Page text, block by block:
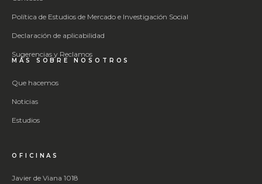
Política de Estudios de Mercado e Investigación Social
Declaración de aplicabilidad
Sugerencias y Reclamos
MÁS SOBRE NOSOTROS
Que hacemos
Noticias
Estudios
OFICINAS
Javier de Viana 1018